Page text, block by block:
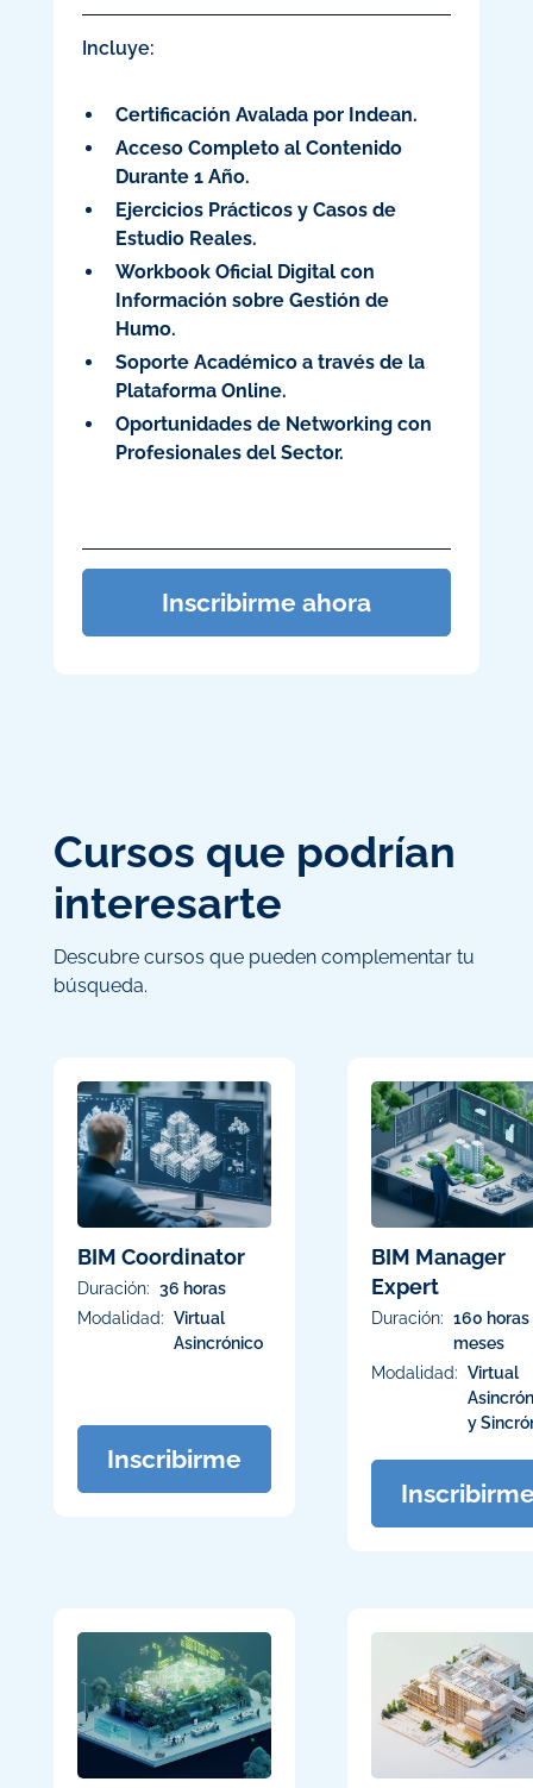
Incluye:
Certificación Avalada por Indean.
Acceso Completo al Contenido
Durante 1 Año.
Ejercicios Prácticos y Casos de
Estudio Reales.
Workbook Oficial Digital con
Información sobre Gestión de
Humo.
Soporte Académico a través de la
Plataforma Online.
Oportunidades de Networking con
Profesionales del Sector.
Inscribirme ahora
Cursos que podrían
interesarte
Descubre cursos que pueden complementar tu
búsqueda.
BIM Coordinator
Duración: 36 horas
Modalidad: Virtual
Asincrónico
Inscribirme
BIM Manager
Expert
Duración: 160 horas
meses
Modalidad: Virtual
y